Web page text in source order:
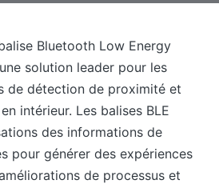
Bluetooth Low Energy
solution leader pour les
de détection de proximité et
intérieur. Les balises BLE
des informations de
pour générer des expériences
de processus et